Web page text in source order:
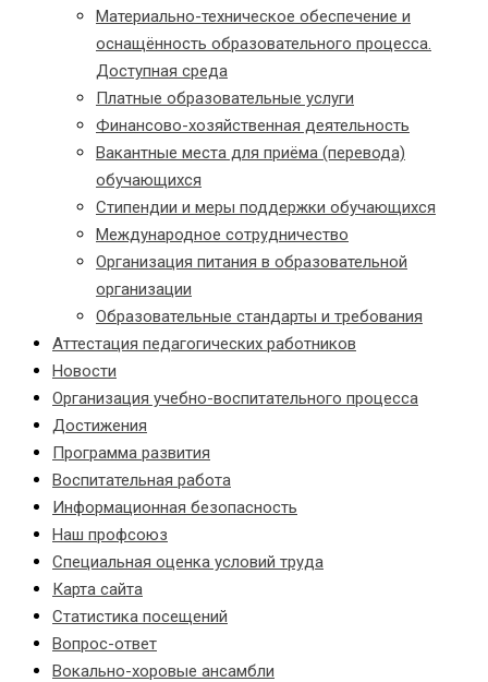
Материально-техническое обеспечение и
оснащённость образовательного процесса.
Доступная среда
Платные образовательные услуги
Финансово-хозяйственная деятельность
Вакантные места для приёма (перевода)
обучающихся
Стипендии и меры поддержки обучающихся
Международное сотрудничество
Организация питания в образовательной
организации
Образовательные стандарты и требования
Аттестация педагогических работников
Новости
Организация учебно-воспитательного процесса
Достижения
Программа развития
Воспитательная работа
Информационная безопасность
Наш профсоюз
Специальная оценка условий труда
Карта сайта
Статистика посещений
Вопрос-ответ
Вокально-хоровые ансамбли